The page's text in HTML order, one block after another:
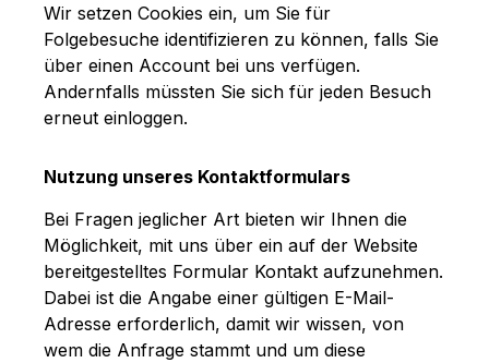
Wir setzen Cookies ein, um Sie für
Folgebesuche identifizieren zu können, falls Sie
über einen Account bei uns verfügen.
Andernfalls müssten Sie sich für jeden Besuch
erneut einloggen.
Nutzung unseres Kontaktformulars
Bei Fragen jeglicher Art bieten wir Ihnen die
Möglichkeit, mit uns über ein auf der Website
bereitgestelltes Formular Kontakt aufzunehmen.
Dabei ist die Angabe einer gültigen E-Mail-
Adresse erforderlich, damit wir wissen, von
wem die Anfrage stammt und um diese